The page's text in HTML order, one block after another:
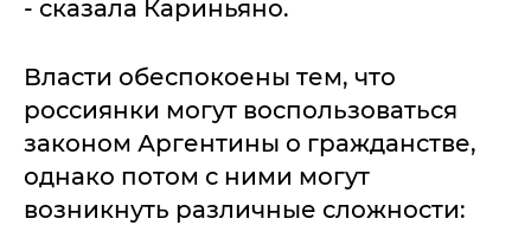
- сказала Кариньяно.
Власти обеспокоены тем, что
россиянки могут воспользоваться
законом Аргентины о гражданстве,
однако потом с ними могут
возникнуть различные сложности: